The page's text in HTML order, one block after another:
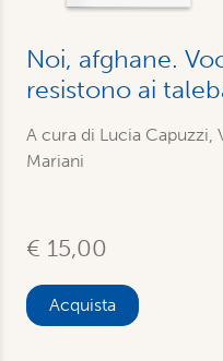
Noi, afghane.
resistono ai
A cura di Lucia Capuzzi,
Mariani
€ 15,00
Acquista